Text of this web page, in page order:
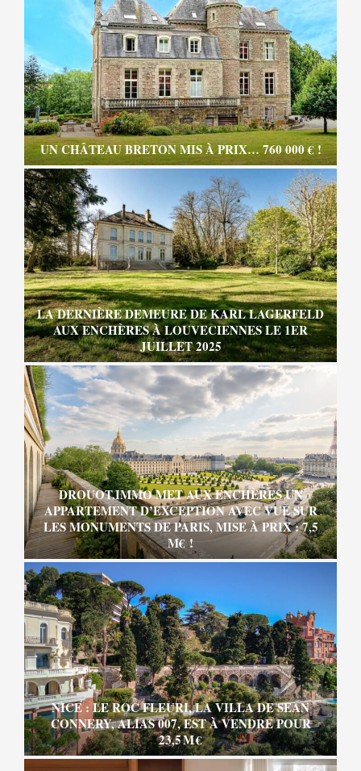
UN CHÂTEAU BRETON MIS À PRIX… 760 000 € !
LA DERNIÈRE DEMEURE DE KARL LAGERFELD
AUX ENCHÈRES À LOUVECIENNES LE 1ER
JUILLET 2025
DROUOT.IMMO MET AUX ENCHÈRES UN
APPARTEMENT D’EXCEPTION AVEC VUE SUR
LES MONUMENTS DE PARIS, MISE À PRIX : 7,5
M€ !
NICE : LE ROC FLEURI, LA VILLA DE SEAN
CONNERY, ALIAS 007, EST À VENDRE POUR
23,5 M €